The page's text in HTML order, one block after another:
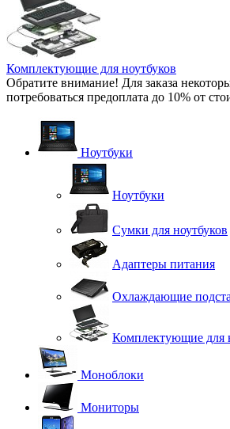
Комплектующие для ноутбуков
Обратите внимание! Для заказа
потребоваться предоплата до 10% от
Ноутбуки
Ноутбуки
Сумки для ноутбуков
Адаптеры питания
Охлаждающие
Комплектующие для
Моноблоки
Мониторы